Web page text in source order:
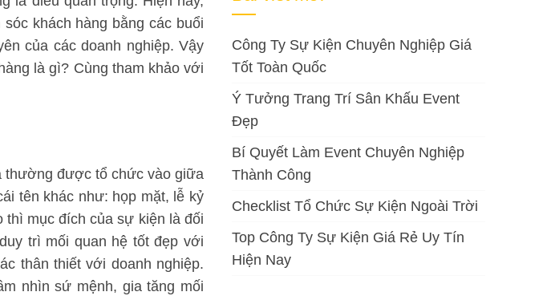
khách hàng bằng các buổi
của các doanh nghiệp. Vậy
là gì? Cùng tham khảo với
thường được tổ chức vào giữa
tên khác như: họp mặt, lễ kỷ
mục đích của sự kiện là đối
trì mối quan hệ tốt đẹp với
thân thiết với doanh nghiệp.
nhìn sứ mệnh, gia tăng mối
Công Ty Sự Kiện Chuyên Nghiệp Giá
Tốt Toàn Quốc
Ý Tưởng Trang Trí Sân Khấu Event
Đẹp
Bí Quyết Làm Event Chuyên Nghiệp
Thành Công
Checklist Tổ Chức Sự Kiện Ngoài Trời
Top Công Ty Sự Kiện Giá Rẻ Uy Tín
Hiện Nay